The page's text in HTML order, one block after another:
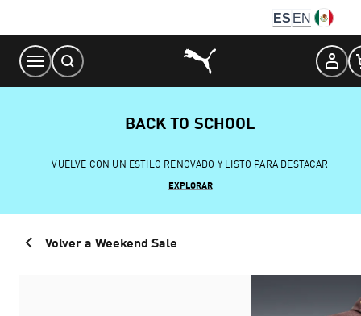
Content
ES EN
BACK TO SCHOOL
VUELVE CON UN ESTILO RENOVADO Y LISTO PARA DESTACAR
EXPLORAR
Volver a Weekend Sale